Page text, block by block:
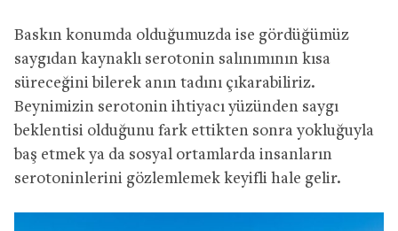
Baskın konumda olduğumuzda ise gördüğümüz
saygıdan kaynaklı serotonin salınımının kısa
süreceğini bilerek anın tadını çıkarabiliriz.
Beynimizin serotonin ihtiyacı yüzünden saygı
beklentisi olduğunu fark ettikten sonra yokluğuyla
baş etmek ya da sosyal ortamlarda insanların
serotoninlerini gözlemlemek keyifli hale gelir.